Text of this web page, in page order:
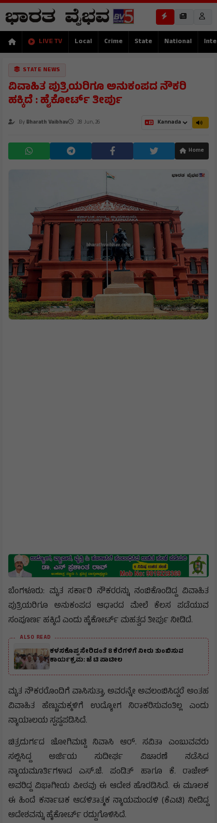
LIVE TV Local Crime State National
STATE NEWS
ವಿವಾಹಿತ ಪುತ್ರಿಯರಿಗೂ ಅನುಕಂಪದ ನೌಕರಿ
ಹಕ್ಕಿದೆ : ಹೈಕೋರ್ಟ್ ತೀರ್ಪು
By Bharath Vaibhav 28 Jun, 26
Home
ಬೆಂಗಳೂರು: ಮೃತ ಸರ್ಕಾರಿ ನೌಕರರನ್ನು ನಂಬಿಕೊಂಡಿದ್ದ ವಿವಾಹಿತ
ಪುತ್ರಿಯರಿಗೂ ಅನುಕಂಪದ ಆಧಾರದ ಮೇಲೆ ಕೆಲಸ ಪಡೆಯುವ
ಸಂಪೂರ್ಣ ಹಕ್ಕಿದೆ ಎಂದು ಹೈಕೋರ್ಟ್ ಮಹತ್ವದ ತೀರ್ಪು ನೀಡಿದೆ.
ALSO READ
ಕಳಸಕೊಪ್ಪ ಸೇರಿದಂತೆ 8 ಕೆರೆಗಳಿಗೆ ನೀರು ತುಂಬಿಸುವ
ಕಾರ್ಯಕ್ರಮ: ಜೆ ಟಿ ಪಾಟೀಲ
ಮೃತ ನೌಕರರೊಂದಿಗೆ ವಾಸಿಸುತ್ತಾ, ಅವರನ್ನೇ ಅವಲಂಬಿಸಿದ್ದರೆ ಅಂತಹ
ವಿವಾಹಿತ ಹೆಣ್ಣುಮಕ್ಕಳಿಗೆ ಉದ್ಯೋಗ ನಿರಾಕರಿಸುವಂತಿಲ್ಲ ಎಂದು
ನ್ಯಾಯಾಲಯ ಸ್ಪಷ್ಟಪಡಿಸಿದೆ.
ಚಿತ್ರದುರ್ಗದ ಜೋಗಿಮಟ್ಟಿ ನಿವಾಸಿ ಆರ್. ಸವಿತಾ ಎಂಬುವವರು
ಸಲ್ಲಿಸಿದ್ದ ಅರ್ಜಿಯ ಸುದೀರ್ಘ ವಿಚಾರಣೆ ನಡೆಸಿದ
ನ್ಯಾಯಮೂರ್ತಿಗಳಾದ ಎಸ್.ಜೆ. ಪಂಡಿತ್ ಹಾಗೂ ಕೆ. ರಾಜೇಶ್
ಅವರಿದ್ದ ವಿಭಾಗೀಯ ಪೀಠವು ಈ ಆದೇಶ ಹೊರಡಿಸಿದೆ. ಈ ಮೂಲಕ
ಈ ಹಿಂದೆ ಕರ್ನಾಟಕ ಆಡಳಿತಾತ್ಮಕ ನ್ಯಾಯಮಂಡಳಿ (ಕೆಎಟಿ) ನೀಡಿದ್ದ
ಆದೇಶವನ್ನು ಹೈಕೋರ್ಟ್ ರದ್ದುಗೊಳಿಸಿದೆ.